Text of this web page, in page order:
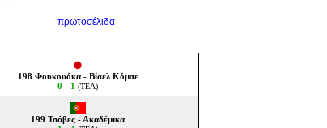
πρωτοσέλιδα